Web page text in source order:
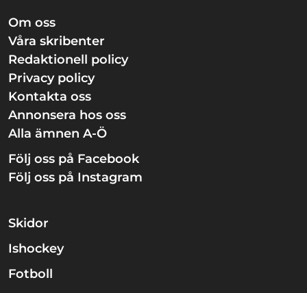
Om oss
Våra skribenter
Redaktionell policy
Privacy policy
Kontakta oss
Annonsera hos oss
Alla ämnen A-Ö
Följ oss på Facebook
Följ oss på Instagram
Skidor
Ishockey
Fotboll